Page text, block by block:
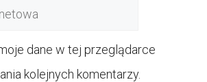
dane w tej przeglądarce
kolejnych komentarzy.